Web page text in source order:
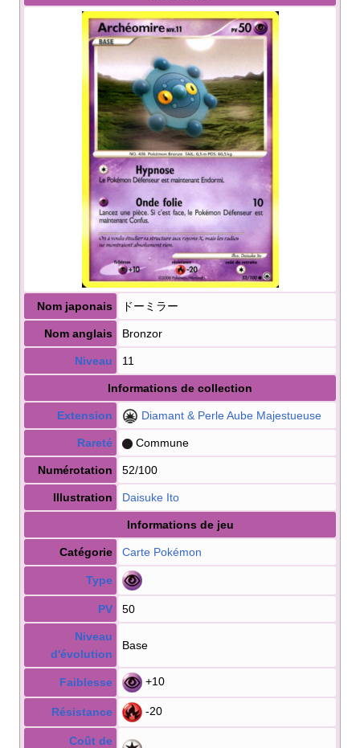
Nom japonais ドーミラー
Nom anglais Bronzor
Niveau 11
Informations de collection
Extension Diamant & Perle Aube Majestueuse
Rareté Commune
Numérotation 52/100
Illustration Daisuke Ito
Informations de jeu
Catégorie Carte Pokémon
Type
PV 50
Niveau
d'évolution
Base
Faiblesse +10
Résistance -20
Coût de